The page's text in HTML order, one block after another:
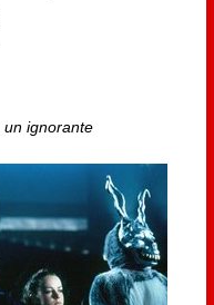
ignorante